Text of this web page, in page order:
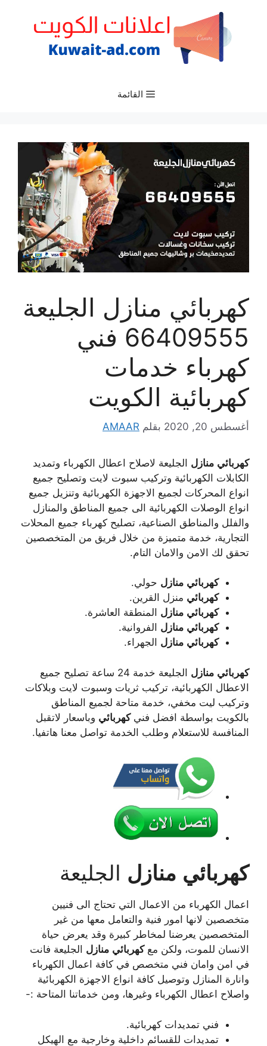
القائمة
كهربائي منازل الجليعة
66409555 فني
كهرباء خدمات
كهربائية الكويت
أغسطس 20, 2020 بقلم AMAAR
كهربائي منازل الجليعة لاصلاح اعطال الكهرباء وتمديد
الكابلات الكهربائية وتركيب سبوت لايت وتصليح جميع
انواع المحركات لجميع الاجهزة الكهربائية وتنزيل جميع
انواع الوصلات الكهربائية الى جميع المناطق والمنازل
والفلل والمناطق الصناعية، تصليح كهرباء جميع المحلات
التجارية، خدمة متميزة من خلال فريق من المتخصصين
تحقق لك الامن والامان التام.
كهربائي منازل حولي.
كهربائي منزل القرين.
كهربائي منازل المنطقة العاشرة.
كهربائي منازل الفروانية.
كهربائي منازل الجهراء.
كهربائي منازل
الجليعة خدمة 24 ساعة تصليح جميع
الاعطال الكهربائية، تركيب ثريات وسبوت لايت وبلاكات
وتركيب ليت مخفي، خدمة متاحة لجميع المناطق
بالكويت بواسطة افضل فنيكهربائي وباسعار لاتقبل
المنافسة للاستعلام وطلب الخدمة تواصل معنا هاتفيا.
كهربائي منازل الجليعة
اعمال الكهرباء من الاعمال التي تحتاج الى فنيين
متخصصين لانها امور فنية والتعامل معها من غير
المتخصصين يعرضنا لمخاطر كبيرة وقد يعرض حياة
الانسان للموت، ولكن معكهربائي منازل الجليعة فانت
في امن وامان فني متخصص في كافة اعمال الكهرباء
وانارة المنازل وتوصيل كافة انواع الاجهزة الكهربائية
واصلاح اعطال الكهرباء وغيرها، ومن خدماتنا المتاحة :-
فني تمديدات كهربائية.
تمديدات للقسائم داخلية وخارجية مع الهيكل